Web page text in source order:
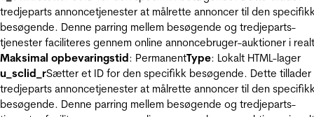
tredjeparts annoncetjenester at målrette annoncer til den
besøgende. Denne parring mellem besøgende og tredjeparts-
tjenester faciliteres gennem online annoncebruger-auktioner i
Maksimal opbevaringstid: PermanentType: Lokalt HTML-lager
u_sclid_rSætter et ID for den specifikk besøgende. Dette tillader
tredjeparts annoncetjenester at målrette annoncer til den
besøgende. Denne parring mellem besøgende og tredjeparts-